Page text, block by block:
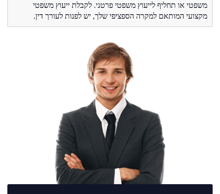
משפטי או תחליף לייעוץ משפטי פרטני. לקבלת ייעוץ משפטי
מקצועי המותאם למקרה הספציפי שלך, יש לפנות לעורך דין.